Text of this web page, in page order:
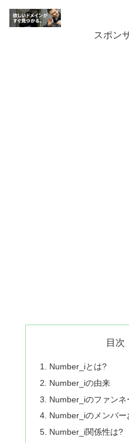
スポン
目次
Number_iとは?
Number_iの由来
Number_iのファンネ
Number_iのメンバ
Number_i関係性は?